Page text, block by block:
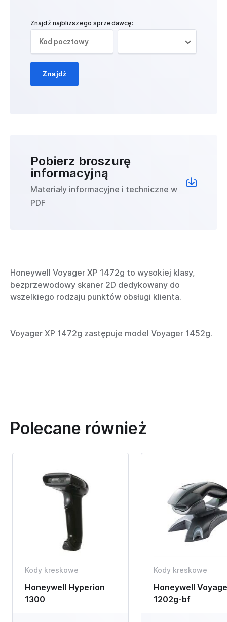
Znajdź najbliższego sprzedawcę:
Znajdź
Pobierz broszurę
informacyjną
Materiały informacyjne i techniczne w
PDF
Honeywell Voyager XP 1472g to wysokiej klasy,
bezprzewodowy skaner 2D dedykowany do
wszelkiego rodzaju punktów obsługi klienta.
Voyager XP 1472g zastępuje model Voyager 1452g.
Polecane również
Kody kreskowe
Honeywell Hyperion
1300
Kody kreskowe
Honeywell
1202g-bf